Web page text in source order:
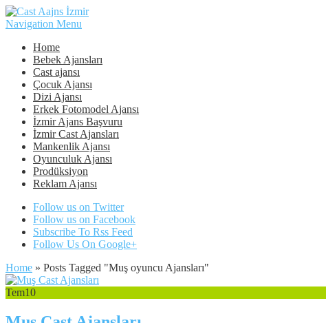
Navigation Menu
Home
Bebek Ajansları
Cast ajansı
Çocuk Ajansı
Dizi Ajansı
Erkek Fotomodel Ajansı
İzmir Ajans Başvuru
İzmir Cast Ajansları
Mankenlik Ajansı
Oyunculuk Ajansı
Prodüksiyon
Reklam Ajansı
Follow us on Twitter
Follow us on Facebook
Subscribe To Rss Feed
Follow Us On Google+
Home » Posts Tagged "Muş oyuncu Ajansları"
Tem10